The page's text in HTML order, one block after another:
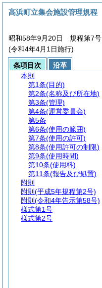
高浜町立集会施設管理規程
昭和58年9月20日 規程第7号
(令和4年4月1日施行)
条項目次
沿革
本則
第1条(目的)
第2条(名称及び所在地)
第3条(管理)
第4条(運営委員会)
第5条
第6条(使用の範囲)
第7条(使用の許可)
第8条(使用許可の制限)
第9条(使用時間)
第10条(使用料)
第11条(報告及び処置)
附則
附則 (平成5年規程第2号)
附則 (令和4年告示第58号)
様式第1号
様式第2号